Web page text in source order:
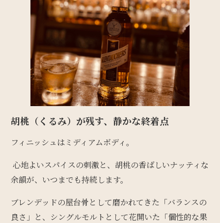
胡桃（くるみ）が残す、静かな終着点
フィニッシュはミディアムボディ。
心地よいスパイスの刺激と、胡桃の香ばしいナッティな
余韻が、いつまでも持続します。
ブレンデッドの屋台骨として磨かれてきた「バランスの
良さ」と、シングルモルトとして花開いた「個性的な果